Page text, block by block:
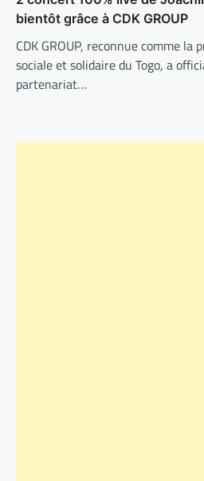
bientôt grâce à CDK GROUP
CDK GROUP, reconnue comme la
sociale et solidaire du Togo, a
partenariat…